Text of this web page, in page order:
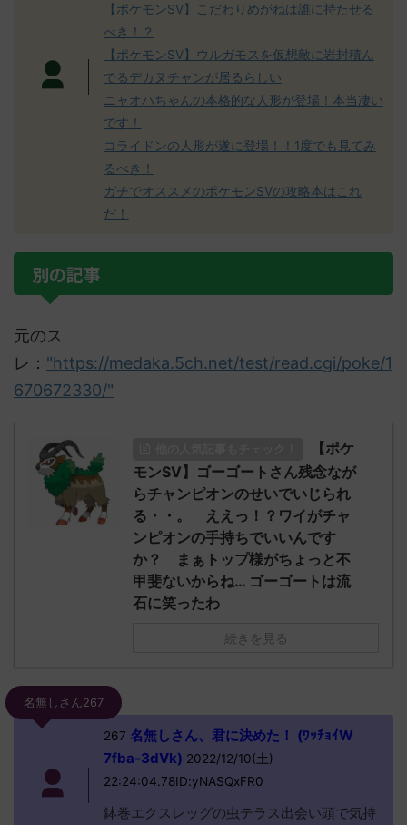
【ポケモンSV】こだわりめがねは誰に持たせる
べき！？
【ポケモンSV】ウルガモスを仮想敵に岩封積ん
でるデカヌチャンが居るらしい
ニャオハちゃんの本格的な人形が登場！本当凄い
です！
コライドンの人形が遂に登場！！1度でも見てみ
るべき！
ガチでオススメのポケモンSVの攻略本はこれ
だ！
別の記事
元のス
レ： "https://medaka.5ch.net/test/read.cgi/poke/1
670672330/"
【ポケ
モンSV】ゴーゴートさん残念なが
らチャンピオンのせいでいじられ
る・・。 ええっ！？ワイがチャ
ンピオンの手持ちでいいんです
か？ まぁトップ様がちょっと不
甲斐ないからね… ゴーゴートは流
石に笑ったわ
続きを見る
名無しさん267
267 名無しさん、君に決めた！ (ﾜｯﾁｮｲW
7fba-3dVk) 2022/12/10(土)
22:24:04.78ID:yNASQxFR0
鉢巻エクスレッグの虫テラス出会い頭で気持